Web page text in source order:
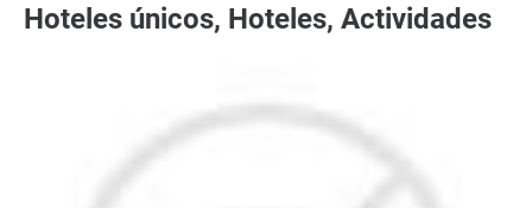
Hoteles únicos, Hoteles, Actividades